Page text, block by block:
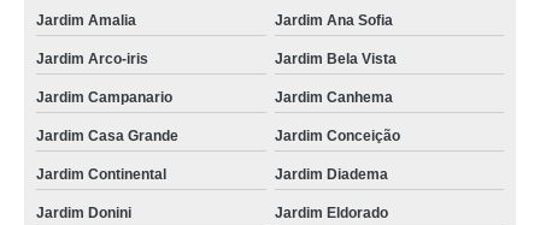
Jardim Amalia Jardim Ana Sofia
Jardim Arco-iris Jardim Bela Vista
Jardim Campanario Jardim Canhema
Jardim Casa Grande Jardim Conceição
Jardim Continental Jardim Diadema
Jardim Donini Jardim Eldorado